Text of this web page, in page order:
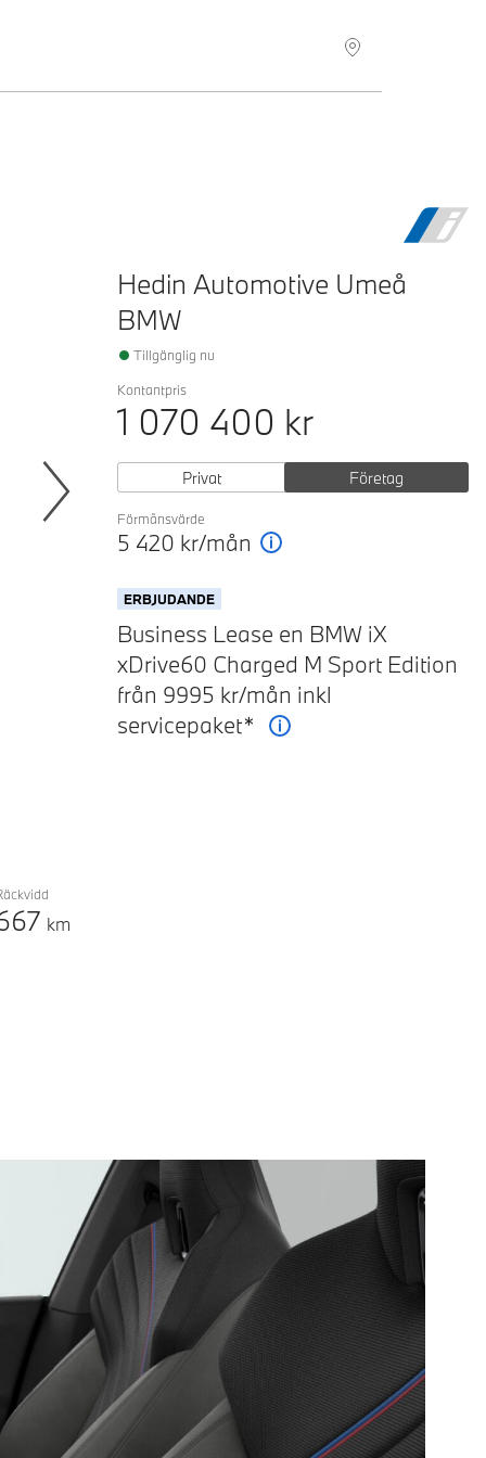
Hedin Automotive Umeå
BMW
Tillgänglig nu
Kontantpris
1 070 400 kr
Privat Företag
Förmånsvärde
5 420 kr/mån
ERBJUDANDE
Business Lease en BMW iX
xDrive60 Charged M Sport Edition
från 9995 kr/mån inkl
servicepaket*
km